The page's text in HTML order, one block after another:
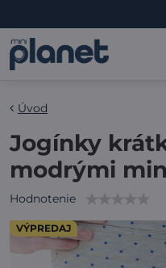
VÝPREDAJ
Úvod
Jogínky
modrými
Hodnotenie